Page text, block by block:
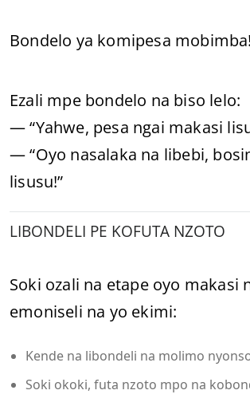
Bondelo ya komipesa mobimba!
Ezali mpe bondelo na biso lelo:
— “Yahwe, pesa ngai makasi
— “Oyo nasalaka na libebi,
lisusu!”
LIBONDELI PE KOFUTA NZOTO
Soki ozali na etape oyo makasi
emoniseli na yo ekimi:
Kende na libondeli na molimo
Soki okoki, futa nzoto mpo na